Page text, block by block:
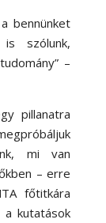
bennünket
szólunk,
–
pillanatra
mi van
– erre
főtitkára
kutatások